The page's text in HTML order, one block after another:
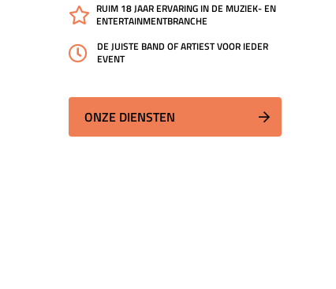
RUIM 18 JAAR ERVARING IN DE MUZIEK- EN
ENTERTAINMENTBRANCHE
DE JUISTE BAND OF ARTIEST VOOR IEDER
EVENT
ONZE DIENSTEN